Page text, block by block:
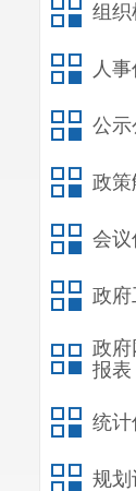
组织
人
公示
政策
会议
政府
政府
报表
统计
规划